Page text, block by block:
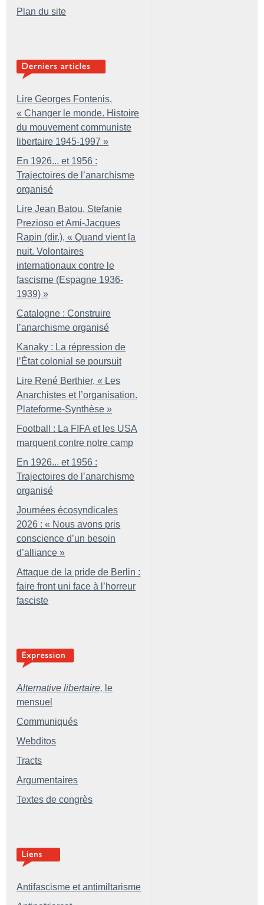
Plan du site
Lire Georges Fontenis,
« Changer le monde. Histoire
du mouvement communiste
libertaire 1945-1997 »
En 1926... et 1956 :
Trajectoires de l’anarchisme
organisé
Lire Jean Batou, Stefanie
Prezioso et Ami-Jacques
Rapin (dir.), « Quand vient la
nuit. Volontaires
internationaux contre le
fascisme (Espagne 1936-
1939) »
Catalogne : Construire
l’anarchisme organisé
Kanaky : La répression de
l’État colonial se poursuit
Lire René Berthier, « Les
Anarchistes et l’organisation.
Plateforme-Synthèse »
Football : La FIFA et les USA
marquent contre notre camp
En 1926... et 1956 :
Trajectoires de l’anarchisme
organisé
Journées écosyndicales
2026 : « Nous avons pris
conscience d’un besoin
d’alliance »
Attaque de la pride de Berlin :
faire front uni face à l’horreur
fasciste
Alternative libertaire, le
mensuel
Communiqués
Webditos
Tracts
Argumentaires
Textes de congrès
Antifascisme et antimiltarisme